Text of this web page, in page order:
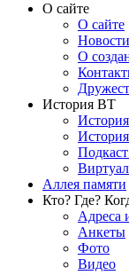
О сайте
О сайте
О
История ВТ
Аллея памяти
Кто? Где?
Адреса
Анкеты
Фото
Видео